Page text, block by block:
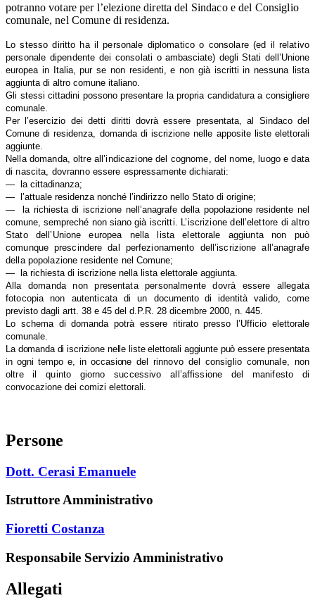
potranno votare per l’elezione diretta del Sindaco e del Consiglio
comunale, nel Comune di residenza.
Lo stesso diritto ha il personale diplomatico o consolare (ed il relativo
personale dipendente dei consolati oambasciate) degli Stati dell’Unione
europea in Italia, pur se non residenti, e non già iscritti in nessuna lista
aggiunta di altro comune italiano.
Gli stessi cittadini possono presentare la propria candidatura a consigliere
comunale.
Per l’esercizio dei detti diritti dovrà essere presentata, al Sindaco del
Comune di residenza, domanda di iscrizione nelle apposite liste elettorali
aggiunte.
Nella domanda, oltre all’indicazione del cognome, del nome, luogo e data
di nascita, dovranno essere espressamente dichiarati:
— la cittadinanza;
— l’attuale residenza nonché l’indirizzo nello Stato di origine;
— la richiesta di iscrizione nell’anagrafe della popolazione residente nel
comune, sempreché non siano già iscritti. L’iscrizione dell’elettore di altro
Stato dell’Unione europea nella lista elettorale aggiunta non può
comunque prescindere dal perfezionamento dell’iscrizione all’anagrafe
della popolazione residente nel Comune;
— la richiesta di iscrizione nella lista elettorale aggiunta.
Alla domanda non presentata personalmente dovrà essere allegata
fotocopia non autenticata di un documento di identità valido, come
previsto dagli artt. 38 e 45 del d.P.R. 28 dicembre 2000, n. 445.
Lo schema di domanda potrà essere ritirato presso l’Ufficio elettorale
comunale.
La domanda di iscrizione nelle liste elettorali aggiunte può essere presentata
in ogni tempo e, in occasione del rinnovo del consiglio comunale, non
oltre il quinto giorno successivo all’affissione del manifesto di
convocazione dei comizi elettorali.
Persone
Dott. Cerasi Emanuele
Istruttore Amministrativo
Fioretti Costanza
Responsabile Servizio Amministrativo
Allegati